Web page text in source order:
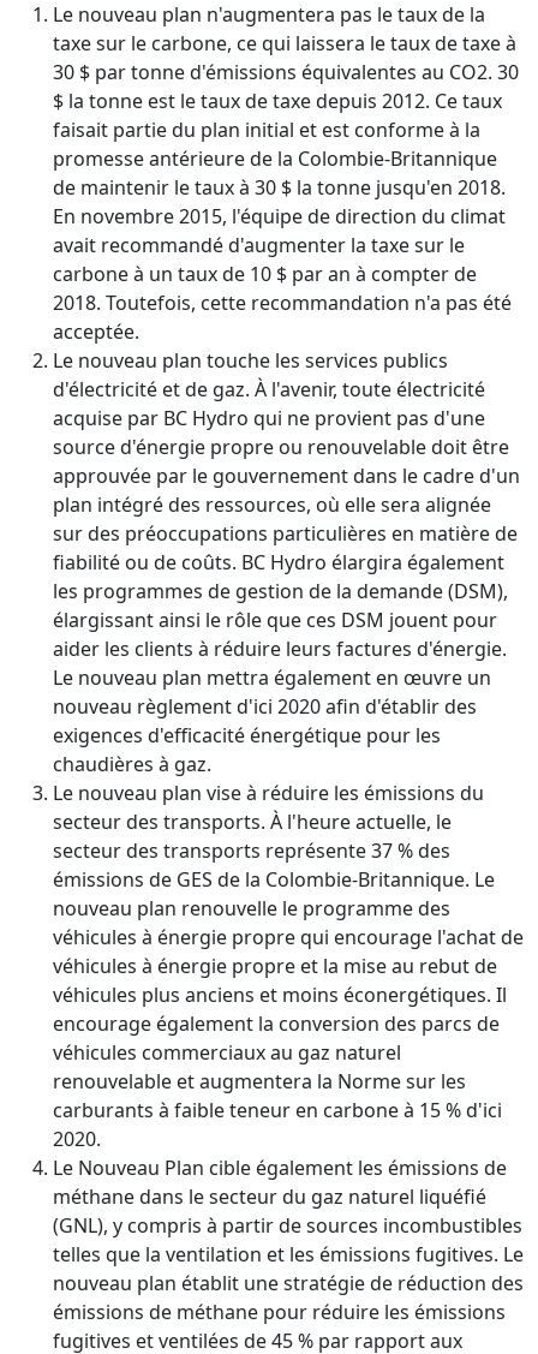
Le nouveau plan n'augmentera pas le taux de la
taxe sur le carbone, ce qui laissera le taux de taxe à
30 $ par tonne d'émissions équivalentes au CO2. 30
$ la tonne est le taux de taxe depuis 2012. Ce taux
faisait partie du plan initial et est conforme à la
promesse antérieure de la Colombie-Britannique
de maintenir le taux à 30 $ la tonne jusqu'en 2018.
En novembre 2015, l'équipe de direction du climat
avait recommandé d'augmenter la taxe sur le
carbone à un taux de 10 $ par an à compter de
2018. Toutefois, cette recommandation n'a pas été
acceptée.
Le nouveau plan touche les services publics
d'électricité et de gaz. À l'avenir, toute électricité
acquise par BC Hydro qui ne provient pas d'une
source d'énergie propre ou renouvelable doit être
approuvée par le gouvernement dans le cadre d'un
plan intégré des ressources, où elle sera alignée
sur des préoccupations particulières en matière de
fiabilité ou de coûts. BC Hydro élargira également
les programmes de gestion de la demande (DSM),
élargissant ainsi le rôle que ces DSM jouent pour
aider les clients à réduire leurs factures d'énergie.
Le nouveau plan mettra également en œuvre un
nouveau règlement d'ici 2020 afin d'établir des
exigences d'efficacité énergétique pour les
chaudières à gaz.
Le nouveau plan vise à réduire les émissions du
secteur des transports. À l'heure actuelle, le
secteur des transports représente 37 % des
émissions de GES de la Colombie-Britannique. Le
nouveau plan renouvelle le programme des
véhicules à énergie propre qui encourage l'achat de
véhicules à énergie propre et la mise au rebut de
véhicules plus anciens et moins éconergétiques. Il
encourage également la conversion des parcs de
véhicules commerciaux au gaz naturel
renouvelable et augmentera la Norme sur les
carburants à faible teneur en carbone à 15 % d'ici
2020.
Le Nouveau Plan cible également les émissions de
méthane dans le secteur du gaz naturel liquéfié
(GNL), y compris à partir de sources incombustibles
telles que la ventilation et les émissions fugitives. Le
nouveau plan établit une stratégie de réduction des
émissions de méthane pour réduire les émissions
fugitives et ventilées de 45 % par rapport aux